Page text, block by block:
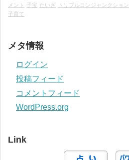
メント
子宝 たいざ トリプルコンジャンクション
子育て
メタ情報
ログイン
投稿フィード
コメントフィード
WordPress.org
Link